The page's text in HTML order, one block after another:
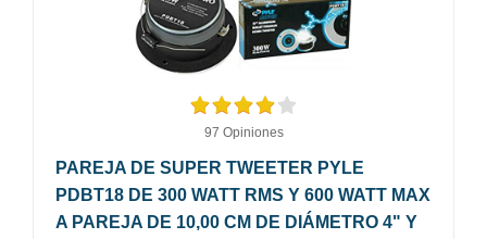
97 Opiniones
PAREJA DE SUPER TWEETER PYLE
PDBT18 DE 300 WATT RMS Y 600 WATT MAX
A PAREJA DE 10,00 CM DE DIÁMETRO 4" Y